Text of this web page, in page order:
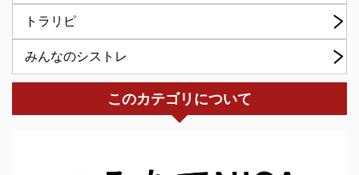
トラリピ
みんなのシストレ
このカテゴリについて